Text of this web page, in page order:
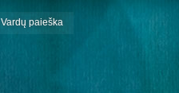
Vardų paieška